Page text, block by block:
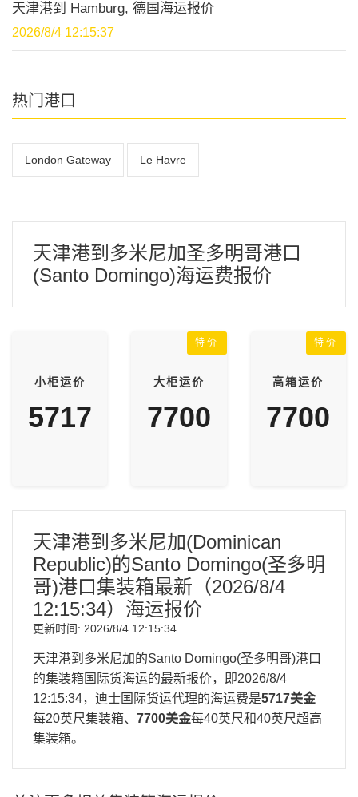
天津港到 Hamburg, 德国海运报价
2026/8/4 12:15:37
热门港口
London Gateway Le Havre
天津港到多米尼加圣多明哥港口
(Santo Domingo)海运费报价
小柜运价
5717
特价
大柜运价
7700
特价
高箱运价
7700
天津港到多米尼加(Dominican
Republic)的Santo Domingo(圣多明
哥)港口集装箱最新（2026/8/4
12:15:34）海运报价
更新时间: 2026/8/4 12:15:34
天津港到多米尼加的Santo Domingo(圣多明哥)港口
的集装箱国际货海运的最新报价，即2026/8/4
12:15:34，迪士国际货运代理的海运费是5717美金
每20英尺集装箱、 7700美金每40英尺和40英尺超高
集装箱。